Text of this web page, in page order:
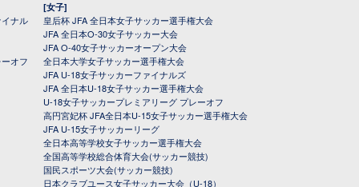
ナル
オフ
[女子]
皇后杯 JFA 全日本女子サッカー選手権大会
JFA 全日本O-30女子サッカー大会
JFA O-40女子サッカーオープン大会
全日本大学女子サッカー選手権大会
JFA U-18女子サッカーファイナルズ
JFA 全日本U-18女子サッカー選手権大会
U-18女子サッカープレミアリーグ プレーオフ
高円宮妃杯 JFA全日本U-15女子サッカー選手権大会
JFA U-15女子サッカーリーグ
全日本高等学校女子サッカー選手権大会
全国高等学校総合体育大会(サッカー競技)
国民スポーツ大会(サッカー競技)
日本クラブユース女子サッカー大会（U-18）